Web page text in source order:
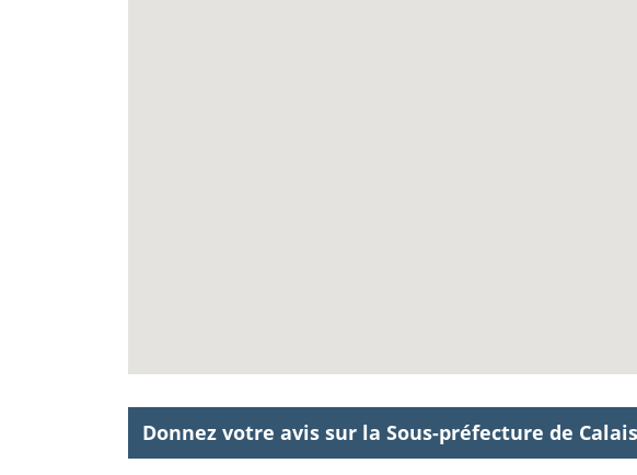
Donnez votre avis sur la Sous-préfecture de Calais